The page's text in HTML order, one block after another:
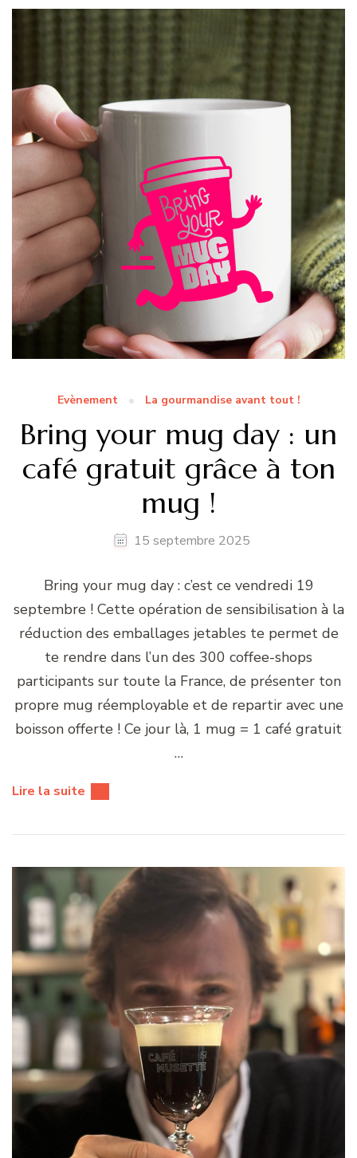
Evènement La gourmandise avant tout !
Bring your mug day : un
café gratuit grâce à ton
mug !
15 septembre 2025
Bring your mug day : c’est ce vendredi 19
septembre ! Cette opération de sensibilisation à la
réduction des emballages jetables te permet de
te rendre dans l’un des 300 coffee-shops
participants sur toute la France, de présenter ton
propre mug réemployable et de repartir avec une
boisson offerte ! Ce jour là, 1 mug = 1 café gratuit
…
Lire la suite